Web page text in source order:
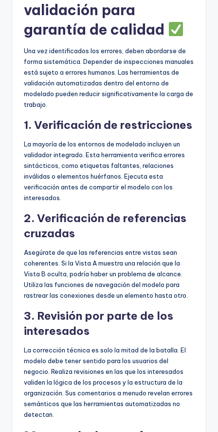
validación para
garantía de calidad
Una vez identificados los errores, deben abordarse de
forma sistemática. Depender de inspecciones manuales
está sujeto a errores humanos. Las herramientas de
validación automatizadas dentro del entorno de
modelado pueden reducir significativamente la carga de
trabajo.
1. Verificación de restricciones
La mayoría de los entornos de modelado incluyen un
validador integrado. Esta herramienta verifica errores
sintácticos, como etiquetas faltantes, relaciones
inválidas o elementos huérfanos. Ejecuta esta
verificación antes de compartir el modelo con los
interesados.
2. Verificación de referencias
cruzadas
Asegúrate de que las referencias entre vistas sean
coherentes. Si la Vista A muestra una relación que la
Vista B oculta, podría haber un problema de alcance.
Utiliza las funciones de navegación del modelo para
rastrear las conexiones desde un elemento hasta otro.
3. Revisión por parte de los
interesados
La corrección técnica es solo la mitad de la batalla. El
modelo debe tener sentido para los usuarios del
negocio. Realiza revisiones en las que los interesados
validen la lógica de los procesos y la estructura de la
organización. Sus comentarios a menudo revelan errores
semánticos que las herramientas automatizadas no
detectan.